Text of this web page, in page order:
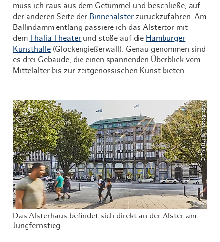
muss ich raus aus dem Getümmel und beschließe, auf
der anderen Seite der Binnenalster zurückzufahren. Am
Ballindamm entlang passiere ich das Alstertor mit
dem
Thalia Theater und stoße auf die Hamburger
Kunsthalle (Glockengießerwall). Genau genommen sind
es drei Gebäude, die einen spannenden Überblick vom
Mittelalter bis zur zeitgenössischen Kunst bieten.
© ThisIsJulia Photography
Das Alsterhaus befindet sich direkt an der Alster am
Jungfernstieg.